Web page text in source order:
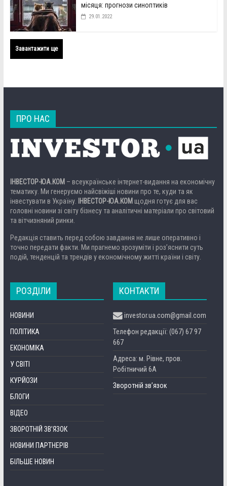
місяця: прогнози синоптиків
29.01.2022
Завантажити ще
ПРО НАС
ІНВЕСТОР-ЮА.КОМ – всеукраїнське інтернет-видання на економічну
тематику. Ми генеруємо найсвіжіші новини про те, куди та як
інвестувати в Україну.
ІНВЕСТОР-ЮА.КОМ щодня готує для вас
головні новини зі світу бізнесу та аналітичні матеріали про світовий
та вітчизняний ринки.
Редакція ставить перед собою завдання не лише оперативно і
точно передати факти. Ми прагнемо зрозуміти і роз’яснити суть
подій, тенденцій та трендів у економічному житті країни і світу.
РОЗДІЛИ
НОВИНИ
ПОЛІТИКА
ЕКОНОМІКА
У СВІТІ
КУРЙОЗИ
БЛОГИ
ВІДЕО
ЗВОРОТНІЙ ЗВ’ЯЗОК
НОВИНИ ПАРТНЕРІВ
БІЛЬШЕ НОВИН
КОНТАКТИ
investor.ua.com@gmail.com
Телефон редакції: (067) 67 97
667
Адреса: м. Рівне, пров.
Робітничий 6А
Зворотній зв’язок